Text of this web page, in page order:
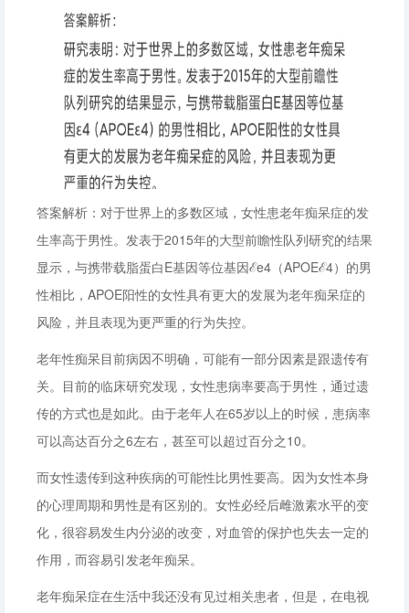
答案解析：对于世界上的多数区域，女性患老年痴呆症的发
生率高于男性。发表于2015年的大型前瞻性队列研究的结果
显示，与携带载脂蛋白E基因等位基因ℰe4（APOEℰ4）的男
性相比，APOE阳性的女性具有更大的发展为老年痴呆症的
风险，并且表现为更严重的行为失控。
老年性痴呆目前病因不明确，可能有一部分因素是跟遗传有
关。目前的临床研究发现，女性患病率要高于男性，通过遗
传的方式也是如此。由于老年人在65岁以上的时候，患病率
可以高达百分之6左右，甚至可以超过百分之10。
而女性遗传到这种疾病的可能性比男性要高。因为女性本身
的心理周期和男性是有区别的。女性必经后雌激素水平的变
化，很容易发生内分泌的改变，对血管的保护也失去一定的
作用，而容易引发老年痴呆。
老年痴呆症在生活中我还没有见过相关患者，但是，在电视